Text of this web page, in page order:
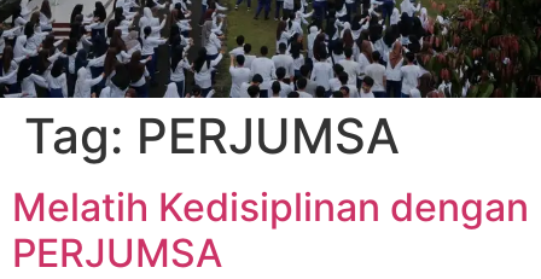
Tag: PERJUMSA
Melatih Kedisiplinan dengan
PERJUMSA